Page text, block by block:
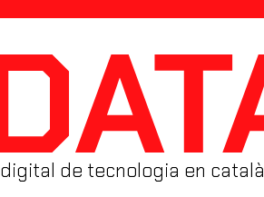
de tecnologia en català